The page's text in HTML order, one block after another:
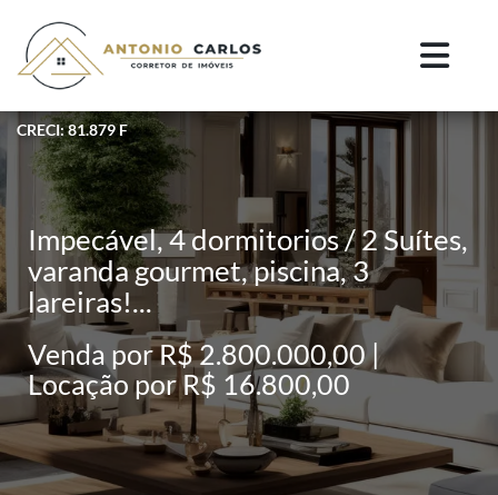
CRECI: 81.879 F
Impecável, 4 dormitorios / 2 Suítes,
varanda gourmet, piscina, 3
lareiras!...
Venda por R$ 2.800.000,00 |
Locação por R$ 16.800,00